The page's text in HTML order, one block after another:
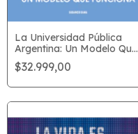
La Universidad Pública
Argentina: Un Modelo Que
Funciona
$32.999,00